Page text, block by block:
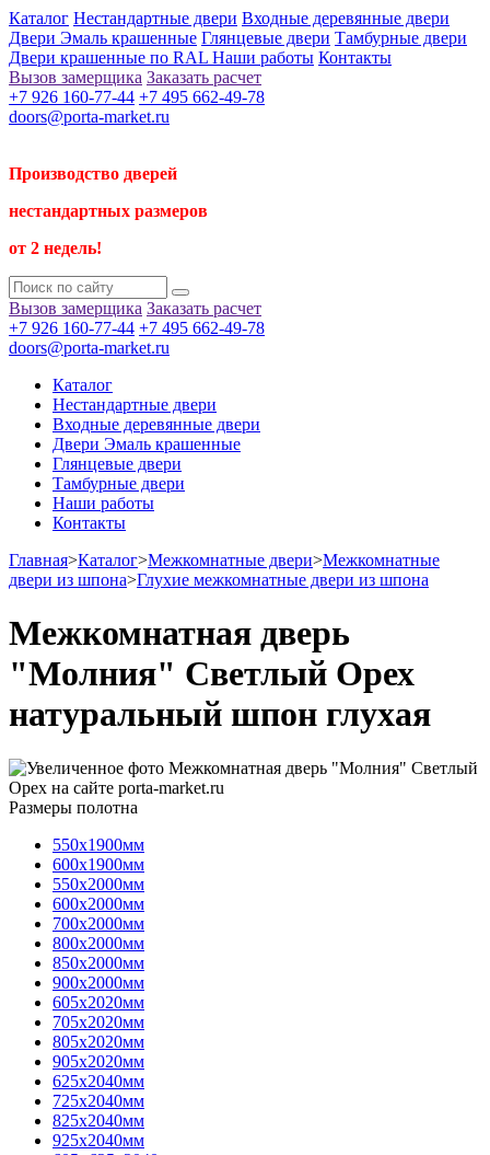
Каталог Нестандартные двери Входные деревянные двери
Двери Эмаль крашенные Глянцевые двери Тамбурные двери
Двери крашенные по RAL Наши работы Контакты
Вызов замерщика Заказать расчет
+7 926 160-77-44 +7 495 662-49-78
doors@porta-market.ru
Производство дверей
нестандартных размеров
от 2 недель!
Вызов замерщика Заказать расчет
+7 926 160-77-44 +7 495 662-49-78
doors@porta-market.ru
Каталог
Нестандартные двери
Входные деревянные двери
Двери Эмаль крашенные
Глянцевые двери
Тамбурные двери
Наши работы
Контакты
Главная>Каталог>Межкомнатные двери>Межкомнатные
двери из шпона>Глухие межкомнатные двери из шпона
Межкомнатная дверь
"Молния" Светлый Орех
натуральный шпон глухая
Размеры полотна
550х1900мм
600х1900мм
550х2000мм
600х2000мм
700х2000мм
800х2000мм
850х2000мм
900х2000мм
605х2020мм
705х2020мм
805х2020мм
905х2020мм
625х2040мм
725х2040мм
825х2040мм
925х2040мм